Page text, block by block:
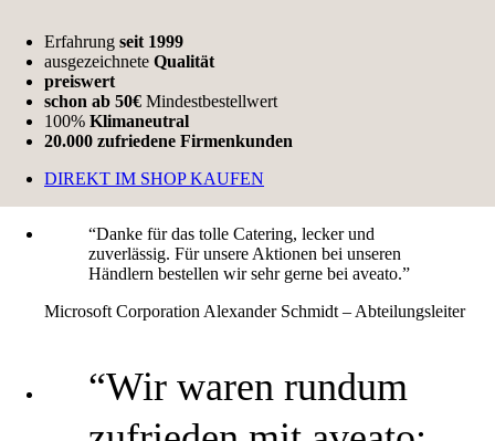
Erfahrung seit 1999
ausgezeichnete Qualität
preiswert
schon ab 50€ Mindestbestellwert
100% Klimaneutral
20.000 zufriedene Firmenkunden
DIREKT IM SHOP KAUFEN
“Danke für das tolle Catering, lecker und
zuverlässig. Für unsere Aktionen bei unseren
Händlern bestellen wir sehr gerne bei aveato.”
Microsoft CorporationAlexander Schmidt – Abteilungsleiter
“Wir waren rundum